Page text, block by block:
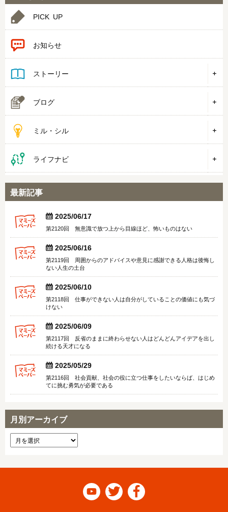
PICK UP
お知らせ
ストーリー
ブログ
ミル・シル
ライフナビ
最新記事
  2025/06/17
第2120回 無意識で放つ上から目線ほど、怖いものはない
  2025/06/16
第2119回 周囲からのアドバイスや意見に感謝できる人格は後悔し
ない人生の土台
  2025/06/10
第2118回 仕事ができない人は自分がしていることの価値にも気づ
けない
  2025/06/09
第2117回 反省のままに終わらせない人はどんどんアイデアを出し
続ける天才になる
  2025/05/29
第2116回 社会貢献、社会の役に立つ仕事をしたいならば、はじめ
てに挑む勇気が必要である
月別アーカイブ
  